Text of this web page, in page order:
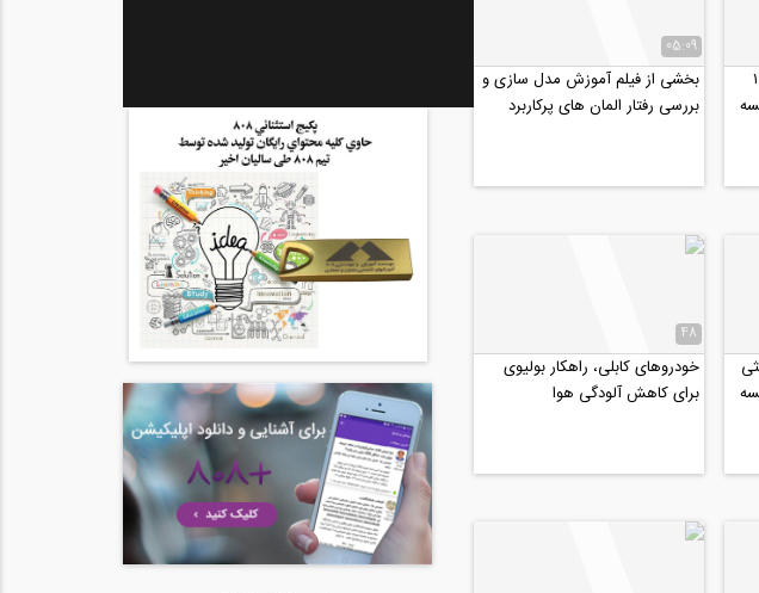
محاسبه دوران گره ای در تیرها ۱
05:09
بخشی از فیلم آموزش مدل سازی و
بررسی رفتار المان‌ های پرکاربرد
48
خودروهای کابلی، راهکار بولیوی
برای کاهش آلودگی هوا